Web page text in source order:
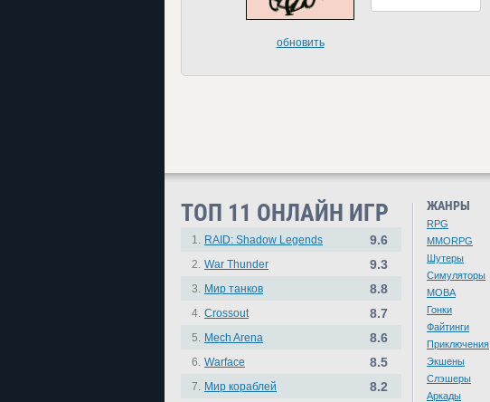
обновить
ТОП 11 ОНЛАЙН ИГР
1. RAID: Shadow Legends 9.6
2. War Thunder 9.3
3. Мир танков 8.8
4. Crossout 8.7
5. Mech Arena 8.6
6. Warface 8.5
7. Мир кораблей 8.2
ЖАНРЫ
RPG
MMORPG
Шутеры
Симуляторы
MOBA
Гонки
Файтинги
Приключения
Экшены
Слэшеры
Аркады